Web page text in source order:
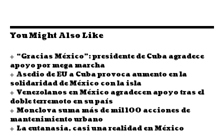
You Might Also Like
“Gracias México”: presidente de Cuba agradece
apoyo por mega marcha
Asedio de EU a Cuba provoca aumento en la
solidaridad de México con la isla
Venezolanos en México agradecen apoyo tras el
doble terremoto en su país
Monclova suma más de mil 100 acciones de
mantenimiento urbano
La eutanasia, casi una realidad en México